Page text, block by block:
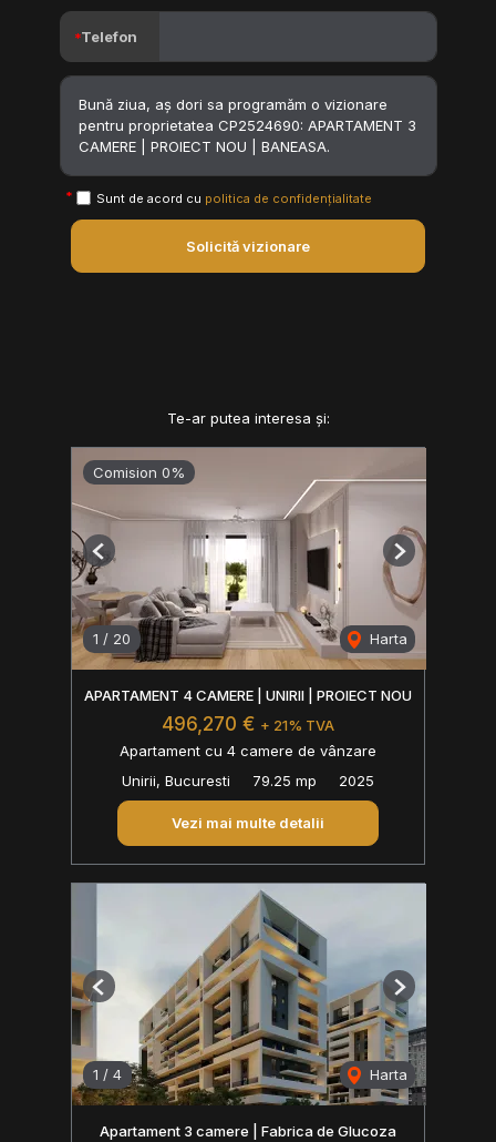
Telefon
Sunt de acord cu politica de confidențialitate
Solicită vizionare
Te-ar putea interesa și:
Comision 0%
1 / 20 Harta
Previous Next
APARTAMENT 4 CAMERE | UNIRII | PROIECT NOU
496,270 € + 21% TVA
Apartament cu 4 camere de vânzare
Unirii, Bucuresti
79.25 mp 2025
Vezi mai multe detalii
1 / 4 Harta
Previous Next
Apartament 3 camere | Fabrica de Glucoza